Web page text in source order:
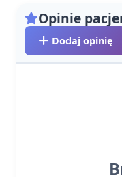
Opinie
Dodaj opinię